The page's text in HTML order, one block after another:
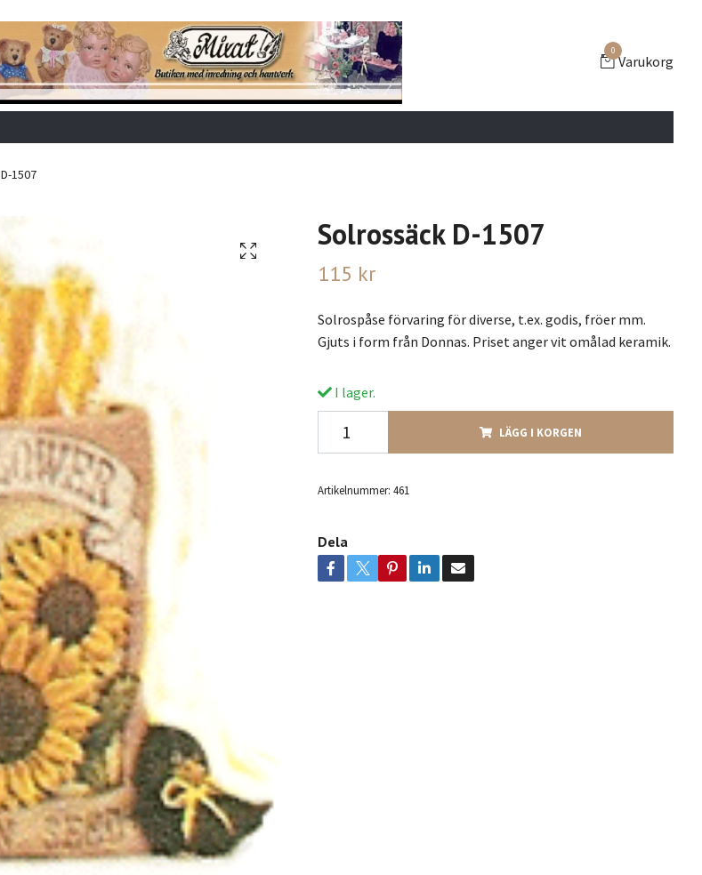
0
Varukorg
1507
Solrossäck D-1507
115 kr
Solrospåse förvaring för diverse, t.ex. godis, fröer mm.
Gjuts i form från Donnas. Priset anger vit omålad keramik.
I lager.
LÄGG I KORGEN
Artikelnummer: 461
Dela